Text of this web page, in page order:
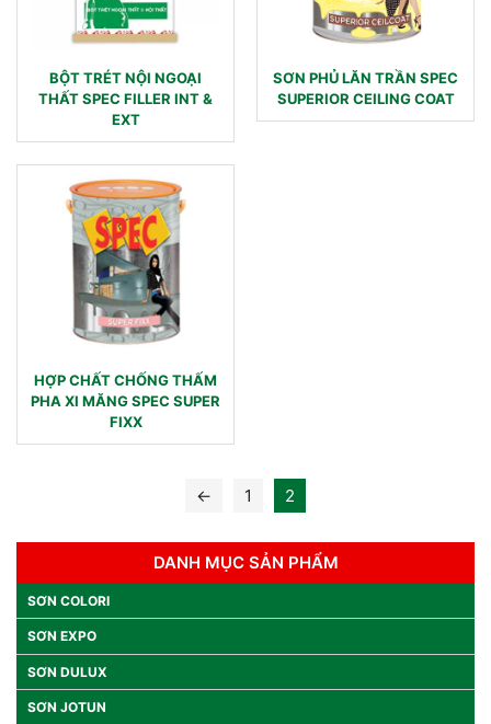
BỘT TRÉT NỘI NGOẠI
THẤT SPEC FILLER INT &
EXT
SƠN PHỦ LĂN TRẦN SPEC
SUPERIOR CEILING COAT
HỢP CHẤT CHỐNG THẤM
PHA XI MĂNG SPEC SUPER
FIXX
← 1 2
DANH MỤC SẢN PHẨM
SƠN COLORI
SƠN EXPO
SƠN DULUX
SƠN JOTUN